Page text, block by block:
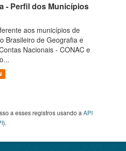
- Perfil dos Municípios
aos municípios de
Brasileiro de Geografia e
Nacionais - CONAC e
a esses registros usando a API
).